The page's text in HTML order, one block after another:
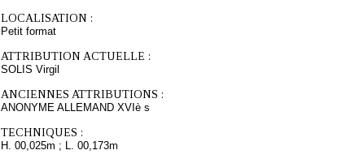
LOCALISATION :
Petit format
ATTRIBUTION ACTUELLE :
SOLIS Virgil
ANCIENNES ATTRIBUTIONS :
ANONYME ALLEMAND XVIè s
TECHNIQUES :
H. 00,025m ; L. 00,173m